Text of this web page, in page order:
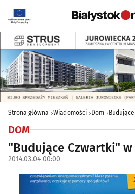
Strona główna Wiadomości Dom
DOM
"Budujące Czwartki" w
2014.03.04 00:00